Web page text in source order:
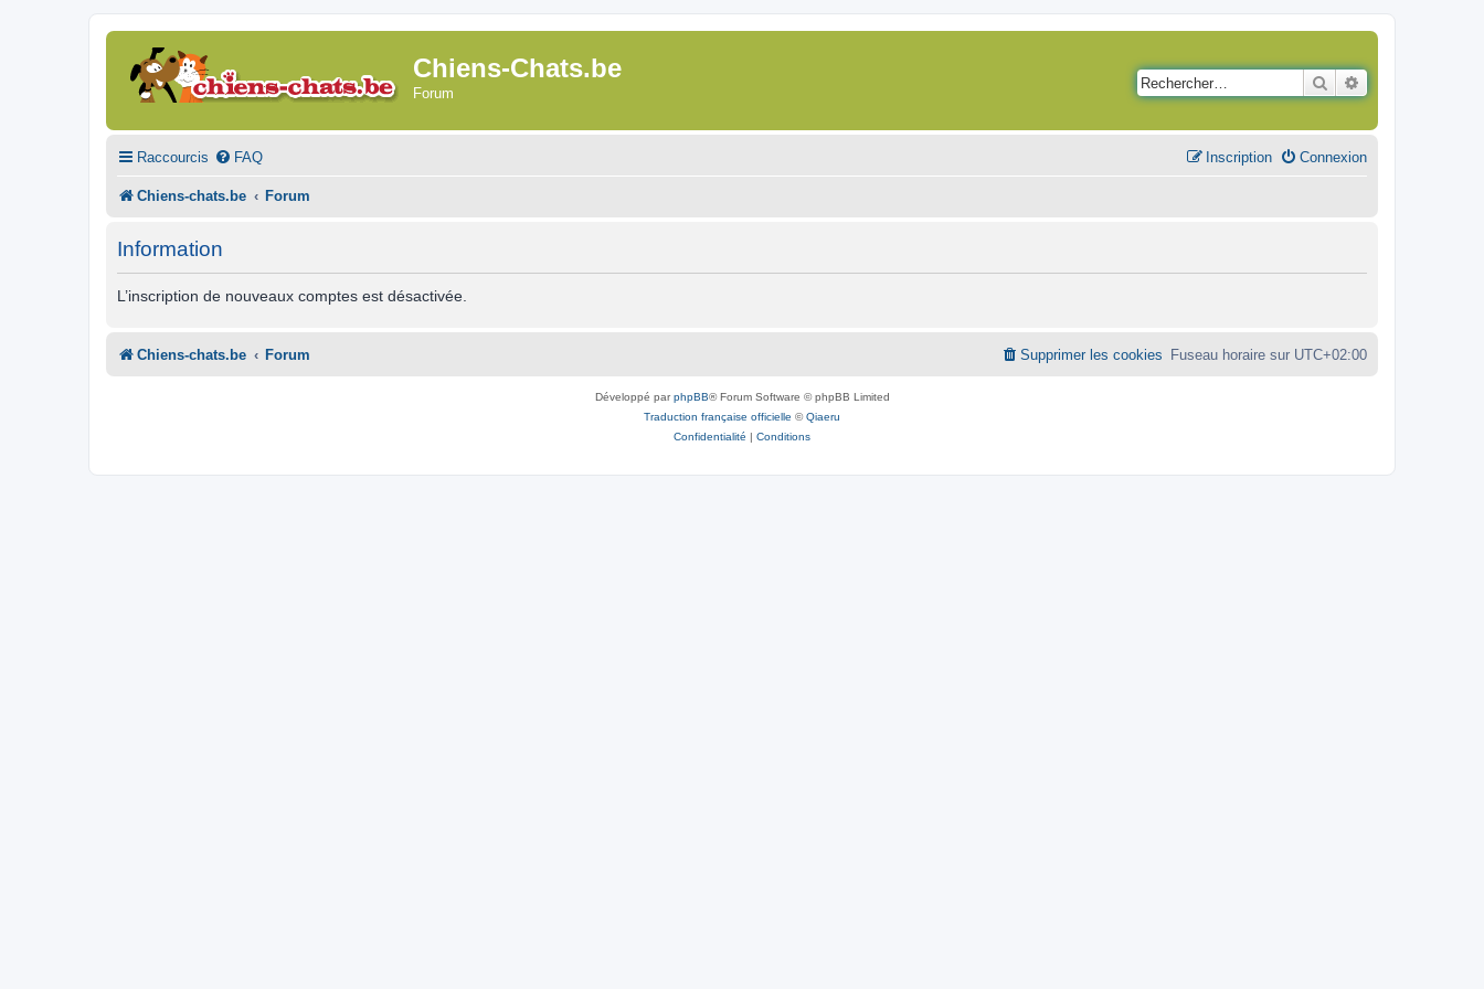
Chiens-Chats.be
Forum
Rechercher
Raccourcis FAQ Connexion
Inscription
Chiens-chats.be Forum
Information
L’inscription de nouveaux comptes est désactivée.
Chiens-chats.be Forum Fuseau horaire sur UTC+02:00
Supprimer les cookies
Développé parphpBB® Forum Software © phpBB Limited
Traduction française officielle ©Qiaeru
Confidentialité | Conditions